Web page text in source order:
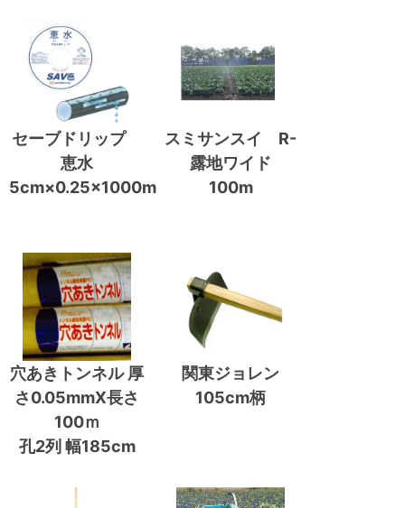
セーブドリップ
恵水
5cm×0.25×1000m
スミサンスイ R-
露地ワイド
100m
穴あきトンネル 厚
さ0.05mmX長さ
100ｍ
孔2列 幅185cm
関東ジョレン
105cm柄